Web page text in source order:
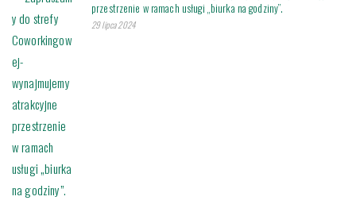
przestrzenie w ramach usługi „biurka na godziny”.
29 lipca 2024